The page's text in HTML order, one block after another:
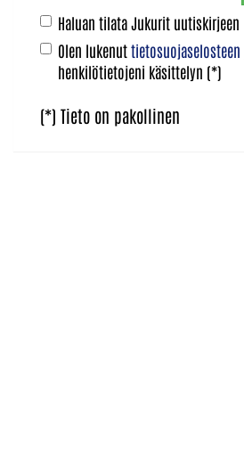
Haluan tilata Jukurit uutiskirjeen
Olen lukenuttietosuojaselosteen
henkilötietojeni käsittelyn (*)
(*) Tieto on pakollinen